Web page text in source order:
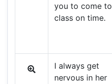
you to come to
class on time.
I always get
nervous in her